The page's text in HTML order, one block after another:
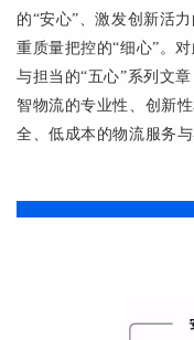
的“安心”、激发创新活
重质量把控的“细心”。
与担当的“五心”系列文
智物流的专业性、创新
全、低成本的物流服务与